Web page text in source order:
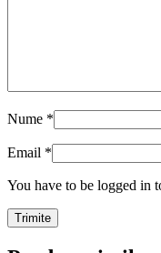
Nume *
Email *
You have to be logged in